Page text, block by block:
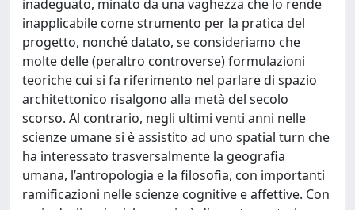
inadeguato, minato da una vaghezza che lo rende
inapplicabile come strumento per la pratica del
progetto, nonché datato, se consideriamo che
molte delle (peraltro controverse) formulazioni
teoriche cui si fa riferimento nel parlare di spazio
architettonico risalgono alla metà del secolo
scorso. Al contrario, negli ultimi venti anni nelle
scienze umane si è assistito ad uno spatial turn che
ha interessato trasversalmente la geografia
umana, l’antropologia e la filosofia, con importanti
ramificazioni nelle scienze cognitive e affettive. Con